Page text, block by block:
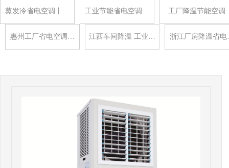
蒸发冷省电空调丨… 工业节能省电空调… 工厂降温节能空调
惠州工厂省电空调… 江西车间降温 工业… 浙江厂房降温省